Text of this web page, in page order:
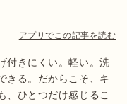
アプリでこの記事を読む
付きにくい。軽い。洗
きる。だからこそ、キ
、ひとつだけ感じるこ